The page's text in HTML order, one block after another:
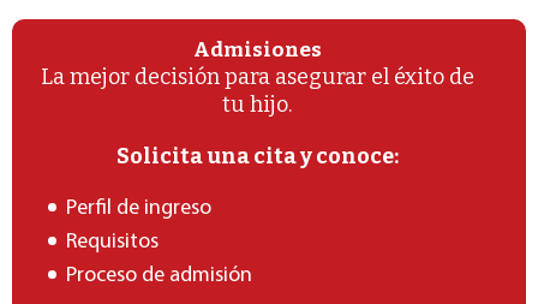
Admisiones
La mejor decisión para asegurar el éxito de
tu hijo.
Solicita una cita y conoce:
Perfil de ingreso
Requisitos
Proceso de admisión